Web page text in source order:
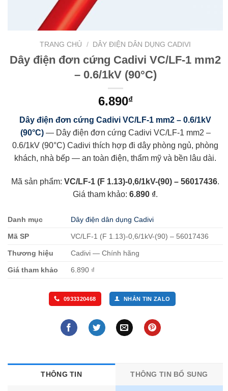
TRANG CHỦ / DÂY ĐIỆN DÂN DỤNG CADIVI
Dây điện đơn cứng Cadivi VC/LF-1 mm2
– 0.6/1kV (90°C)
6.890₫
Dây điện đơn cứng Cadivi VC/LF-1 mm2 – 0.6/1kV
(90°C)— Dây điện đơn cứng Cadivi VC/LF-1 mm2 –
0.6/1kV (90°C) Cadivi thích hợp đi dây phòng ngủ, phòng
khách, nhà bếp — an toàn điện, thẩm mỹ và bền lâu dài.
Mã sản phẩm: VC/LF-1 (F 1.13)-0,6/1kV-(90) – 56017436.
Giá tham khảo: 6.890 ₫.
Danh mục Dây điện dân dụng Cadivi
Mã SP VC/LF-1 (F 1.13)-0,6/1kV-(90) – 56017436
Thương hiệu Cadivi — Chính hãng
Giá tham khảo 6.890 ₫
0933320468 NHẮN TIN ZALO
THÔNG TIN THÔNG TIN BỔ SUNG